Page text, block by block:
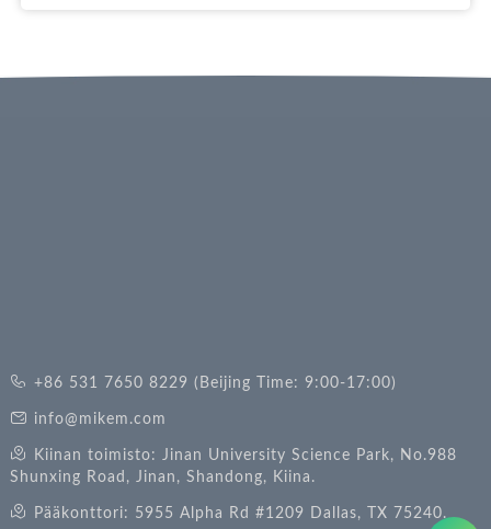
+86 531 7650 8229 (Beijing Time: 9:00-17:00)
info@mikem.com
Kiinan toimisto: Jinan University Science Park, No.988
Shunxing Road, Jinan, Shandong, Kiina.
Pääkonttori: 5955 Alpha Rd #1209 Dallas, TX 75240.